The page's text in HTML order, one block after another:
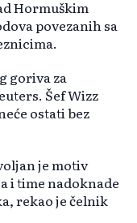
Hormuškim
povezanih sa
goriva za
Šef Wizz
ostati bez
je motiv
i time nadoknade
rekao je čelnik